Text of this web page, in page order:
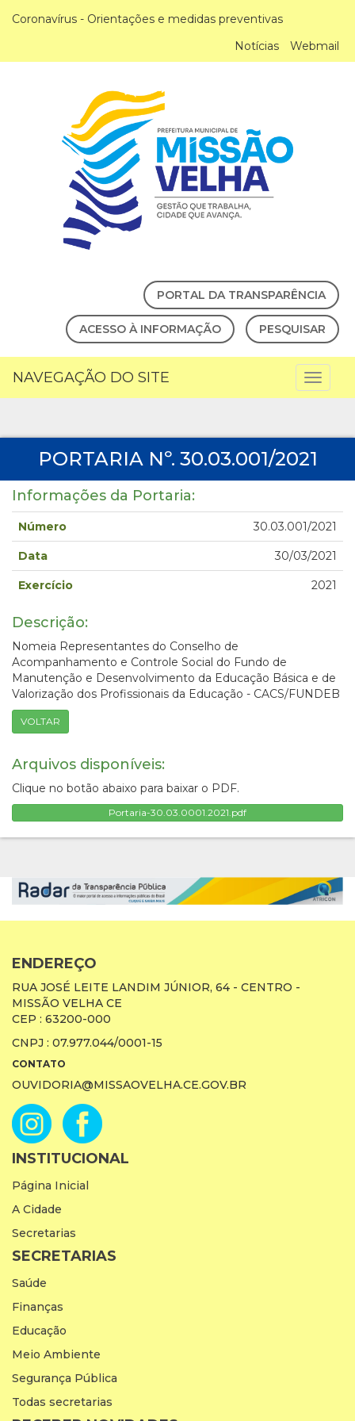
Coronavírus - Orientações e medidas preventivas
Notícias
Webmail
PORTAL DA TRANSPARÊNCIA
ACESSO À INFORMAÇÃO PESQUISAR
NAVEGAÇÃO DO SITE
PORTARIA Nº. 30.03.001/2021
Informações da Portaria:
Número 30.03.001/2021
Data 30/03/2021
Exercício 2021
Descrição:
Nomeia Representantes do Conselho de
Acompanhamento e Controle Social do Fundo de
Manutenção e Desenvolvimento da Educação Básica e de
Valorização dos Profissionais da Educação - CACS/FUNDEB
VOLTAR
Arquivos disponíveis:
Clique no botão abaixo para baixar o PDF.
Portaria-30.03.0001.2021.pdf
ENDEREÇO
RUA JOSÉ LEITE LANDIM JÚNIOR, 64 - CENTRO -
MISSÃO VELHA CE
CEP : 63200-000
CNPJ : 07.977.044/0001-15
CONTATO
OUVIDORIA@MISSAOVELHA.CE.GOV.BR
INSTITUCIONAL
Página Inicial
A Cidade
Secretarias
SECRETARIAS
Saúde
Finanças
Educação
Meio Ambiente
Segurança Pública
Todas secretarias